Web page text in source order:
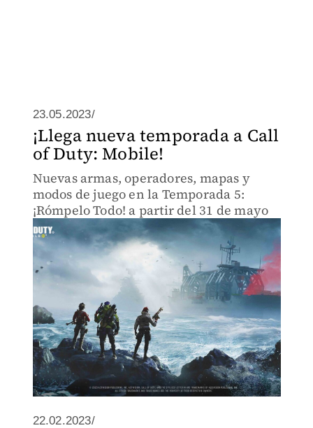
23.05.2023/
¡Llega nueva temporada a Call
of Duty: Mobile!
Nuevas armas, operadores, mapas y
modos de juego en la Temporada 5:
¡Rómpelo Todo! a partir del 31 de mayo
22.02.2023/